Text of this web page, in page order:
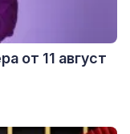
от 11 август